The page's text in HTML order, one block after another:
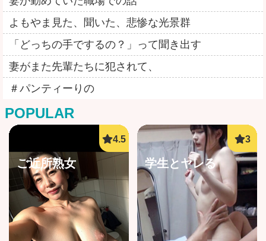
よもやま見た、聞いた、悲惨な光景群
「どっちの手でするの？」って聞き出す
妻がまた先輩たちに犯されて、
＃パンティーりの
POPULAR
ご近所熟女 学生とヤレる